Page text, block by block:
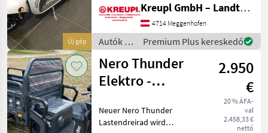
Új gép
Elektroroller, ausgestattet
mit feinster Technik: Mit
sensationeller A
Kreupl GmbH – Landtechnik – Schlosserei – Anhänger
4714 Meggenhofen
Autók /
Motorkerékpárok
/
Sonstige
Premium Plus kereskedő
Nero Thunder
Elektro -
2.950
€
20 % ÁFA-
val
2.458,33 €
nettó
Neuer Nero Thunder
Lastendreirad wird